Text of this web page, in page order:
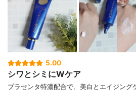
5.00
シワとシミにWケア
プラセンタ特濃配合で、美白とエイジング